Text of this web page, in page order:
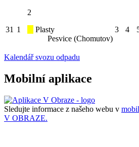
31 1
2
Plasty
Pesvice (Chomutov)
3 4
Kalendář svozu odpadu
Mobilní aplikace
Sledujte informace z našeho webu v
V OBRAZE.